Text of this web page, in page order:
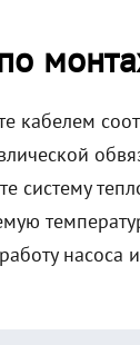
кабелем
систему
насоса